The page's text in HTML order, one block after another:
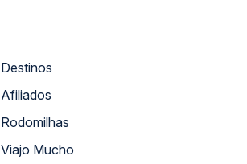
Destinos
Afiliados
Rodomilhas
Viajo Mucho